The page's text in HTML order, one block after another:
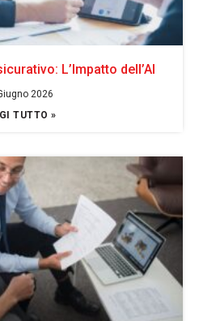
L’Impatto dell’AI
2026
TUTTO »